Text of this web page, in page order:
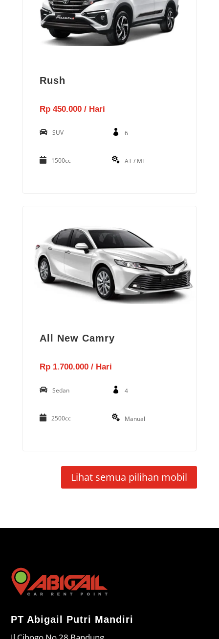
Rush
Rp 450.000 / Hari
SUV 6
1500cc AT / MT
All New Camry
Rp 1.700.000 / Hari
Sedan 4
2500cc Manual
Lihat semua pilihan mobil
PT Abigail Putri Mandiri